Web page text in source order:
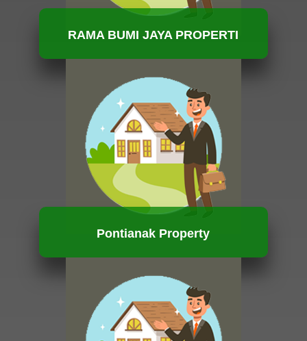
RAMA BUMI JAYA PROPERTI
HUBUNGI KAMI
Pontianak Property
HUBUNGI KAMI